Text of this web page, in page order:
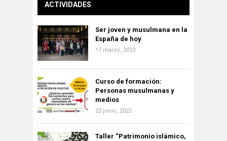
ACTIVIDADES
Ser joven y musulmana en la
España de hoy
17 marzo, 2023
Curso de formación:
Personas musulmanas y
medios
22 junio, 2022
Taller “Patrimonio islámico,